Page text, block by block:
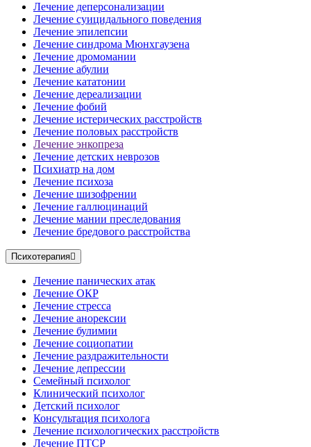
Лечение деперсонализации
Лечение суицидального поведения
Лечение эпилепсии
Лечение синдрома Мюнхгаузена
Лечение дромомании
Лечение абулии
Лечение кататонии
Лечение дереализации
Лечение фобий
Лечение истерических расстройств
Лечение половых расстройств
Лечение энкопреза
Лечение детских неврозов
Психиатр на дом
Лечение психоза
Лечение шизофрении
Лечение галлюцинаций
Лечение мании преследования
Лечение бредового расстройства
Психотерапия
Лечение панических атак
Лечение ОКР
Лечение стресса
Лечение анорексии
Лечение булимии
Лечение социопатии
Лечение раздражительности
Лечение депрессии
Семейный психолог
Клинический психолог
Детский психолог
Консультация психолога
Лечение психологических расстройств
Лечение ПТСР